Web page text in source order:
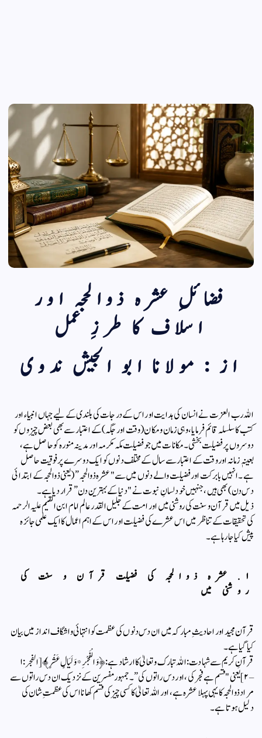
فضائلِ عشرہ ذوالحجہ اور
اسلاف کا طرزِ عمل
از : مولانا ابو الجیش ندوی
​اللہ رب العزت نے انسان کی ہدایت اور اس کے درجات کی بلندی کے لیے جہاں انبیاء اور
کتب کا سلسلہ قائم فرمایا، وہی زمان و مکان (وقت اور جگہ) کے اعتبار سے بھی بعض چیزوں کو
دوسروں پر فضیلت بخشی۔ مکانات میں جو فضیلت مکہ مکرمہ اور مدینہ منورہ کو حاصل ہے،
بعینہٖ زمانہ اور وقت کے اعتبار سے سال کے مختلف دنوں کو ایک دوسرے پر فوقیت حاصل
ہے۔ انہیں بابرکت اور فضیلت والے دنوں میں سے "عشرہ ذوالحجہ” (یعنی ذوالحجہ کے ابتدائی
دس دن) بھی ہیں، جنہیں خود لسانِ نبوت نے "دنیا کے بہترین دن” قرار دیا ہے۔
​ذیل میں قرآن و سنت کی روشنی میں اور امت کے جلیل القدر عالم امام ابن القيم علیہ الرحمہ
کی تحقیقات کے تناظر میں اس عشرے کی فضیلت اور اس کے اہم اعمال کا ایک علمی جائزہ
پیش کیا جا رہا ہے۔
​۱. عشرہ ذوالحجہ کی فضیلت قرآن و سنت کی
روشنی میں
​قرآن مجید اور احادیثِ مبارکہ میں ان دس دنوں کی عظمت کو انتہائی واشگاف انداز میں بیان
کیا گیا ہے۔
​قرآنِ کریم سے شہادت: اللہ تبارک و تعالیٰ کا ارشاد ہے: ﴿وَالْفَجْرِ * وَلَيَالٍ عَشْرٍ﴾ [الفجر: ۱
– ۲] یعنی "قسم ہے فجر کی، اور دس راتوں کی”۔ جمہور مفسرین کے نزدیک ان دس راتوں سے
مراد ذوالحجہ کا یہی پہلا عشرہ ہے، اور اللہ تعالیٰ کا کسی چیز کی قسم کھانا اس کی عظمتِ شان کی
دلیل ہوتا ہے۔